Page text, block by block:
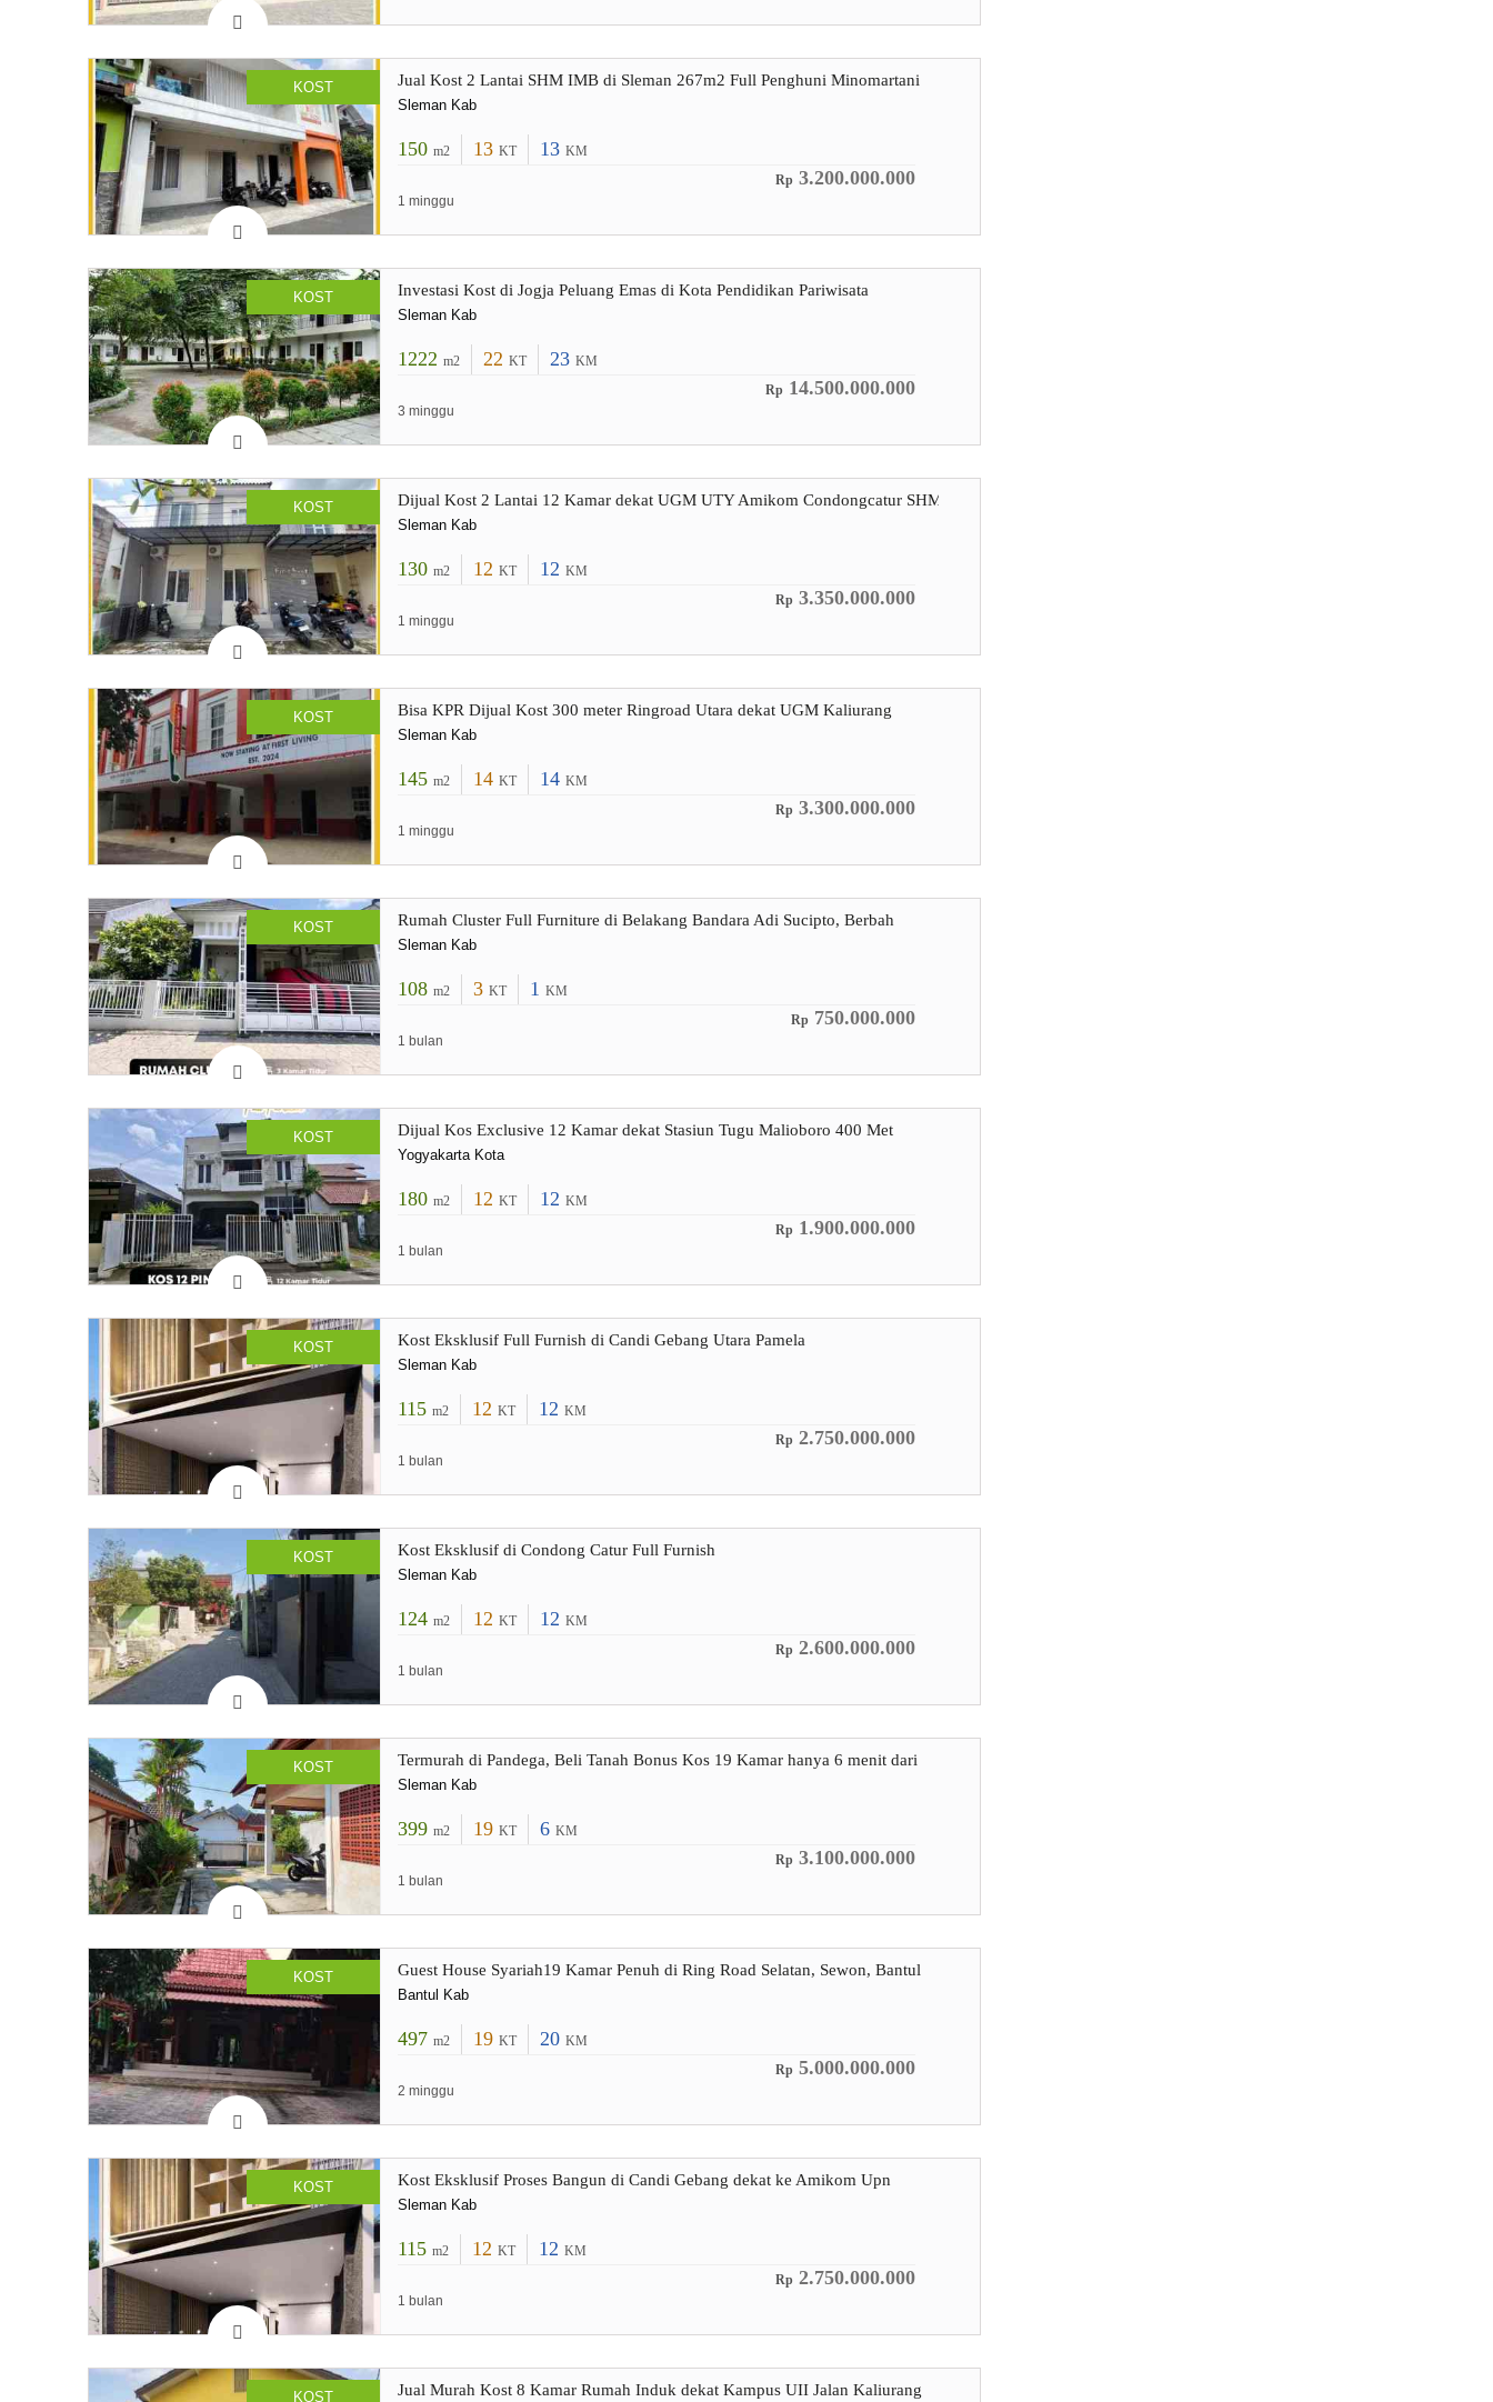
KOST Jual Kost 2 Lantai SHM IMB di Sleman 267m2 Full Penghuni Minomartani
Sleman Kab
150 m2 13 KT 13 KM
Rp 3.200.000.000
1 minggu
KOST Investasi Kost di Jogja Peluang Emas di Kota Pendidikan Pariwisata
Sleman Kab
1222 m2 22 KT 23 KM
Rp 14.500.000.000
3 minggu
KOST Dijual Kost 2 Lantai 12 Kamar dekat UGM UTY Amikom Condongcatur SHM
Sleman Kab
130 m2 12 KT 12 KM
Rp 3.350.000.000
1 minggu
KOST Bisa KPR Dijual Kost 300 meter Ringroad Utara dekat UGM Kaliurang
Sleman Kab
145 m2 14 KT 14 KM
Rp 3.300.000.000
1 minggu
KOST Rumah Cluster Full Furniture di Belakang Bandara Adi Sucipto, Berbah
Sleman Kab
108 m2 3 KT 1 KM
Rp 750.000.000
1 bulan
KOST Dijual Kos Exclusive 12 Kamar dekat Stasiun Tugu Malioboro 400 Met
Yogyakarta Kota
180 m2 12 KT 12 KM
Rp 1.900.000.000
1 bulan
KOST Kost Eksklusif Full Furnish di Candi Gebang Utara Pamela
Sleman Kab
115 m2 12 KT 12 KM
Rp 2.750.000.000
1 bulan
KOST Kost Eksklusif di Condong Catur Full Furnish
Sleman Kab
124 m2 12 KT 12 KM
Rp 2.600.000.000
1 bulan
KOST Termurah di Pandega, Beli Tanah Bonus Kos 19 Kamar hanya 6 menit dari
Sleman Kab
399 m2 19 KT 6 KM
Rp 3.100.000.000
1 bulan
KOST Guest House Syariah19 Kamar Penuh di Ring Road Selatan, Sewon, Bantul
Bantul Kab
497 m2 19 KT 20 KM
Rp 5.000.000.000
2 minggu
KOST Kost Eksklusif Proses Bangun di Candi Gebang dekat ke Amikom Upn
Sleman Kab
115 m2 12 KT 12 KM
Rp 2.750.000.000
1 bulan
KOST Jual Murah Kost 8 Kamar Rumah Induk dekat Kampus UII Jalan Kaliurang